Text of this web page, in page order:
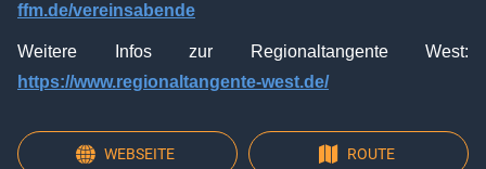
ffm.de/vereinsabende
Weitere Infos zur Regionaltangente West:
https://www.regionaltangente-west.de/
WEBSEITE ROUTE